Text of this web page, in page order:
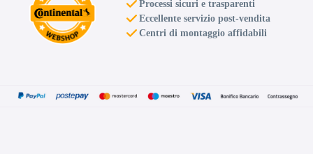
Processi sicuri e trasparenti
Eccellente servizio post-vendita
Centri di montaggio affidabili